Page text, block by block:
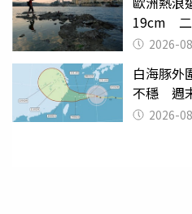
19cm 二
日 2026-
白海豚外
不穩 週
2026-